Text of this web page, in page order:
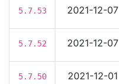
5.7.53 2021-12-07
5.7.52 2021-12-07
5.7.50 2021-12-01